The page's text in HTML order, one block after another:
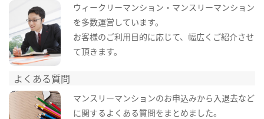
ウィークリーマンション・マンスリーマンション
を多数運営しています。
お客様のご利用目的に応じて、幅広くご紹介させ
て頂きます。
よくある質問
マンスリーマンションのお申込みから入退去など
に関するよくある質問をまとめました。